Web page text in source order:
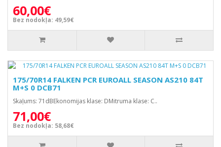
60,00€
Bez nodokļa: 49,59€
175/70R14 FALKEN PCR EUROALL SEASON AS210 84T
M+S 0 DCB71
Skaļums: 71dBEkonomijas klase: DMitruma klase: C..
71,00€
Bez nodokļa: 58,68€